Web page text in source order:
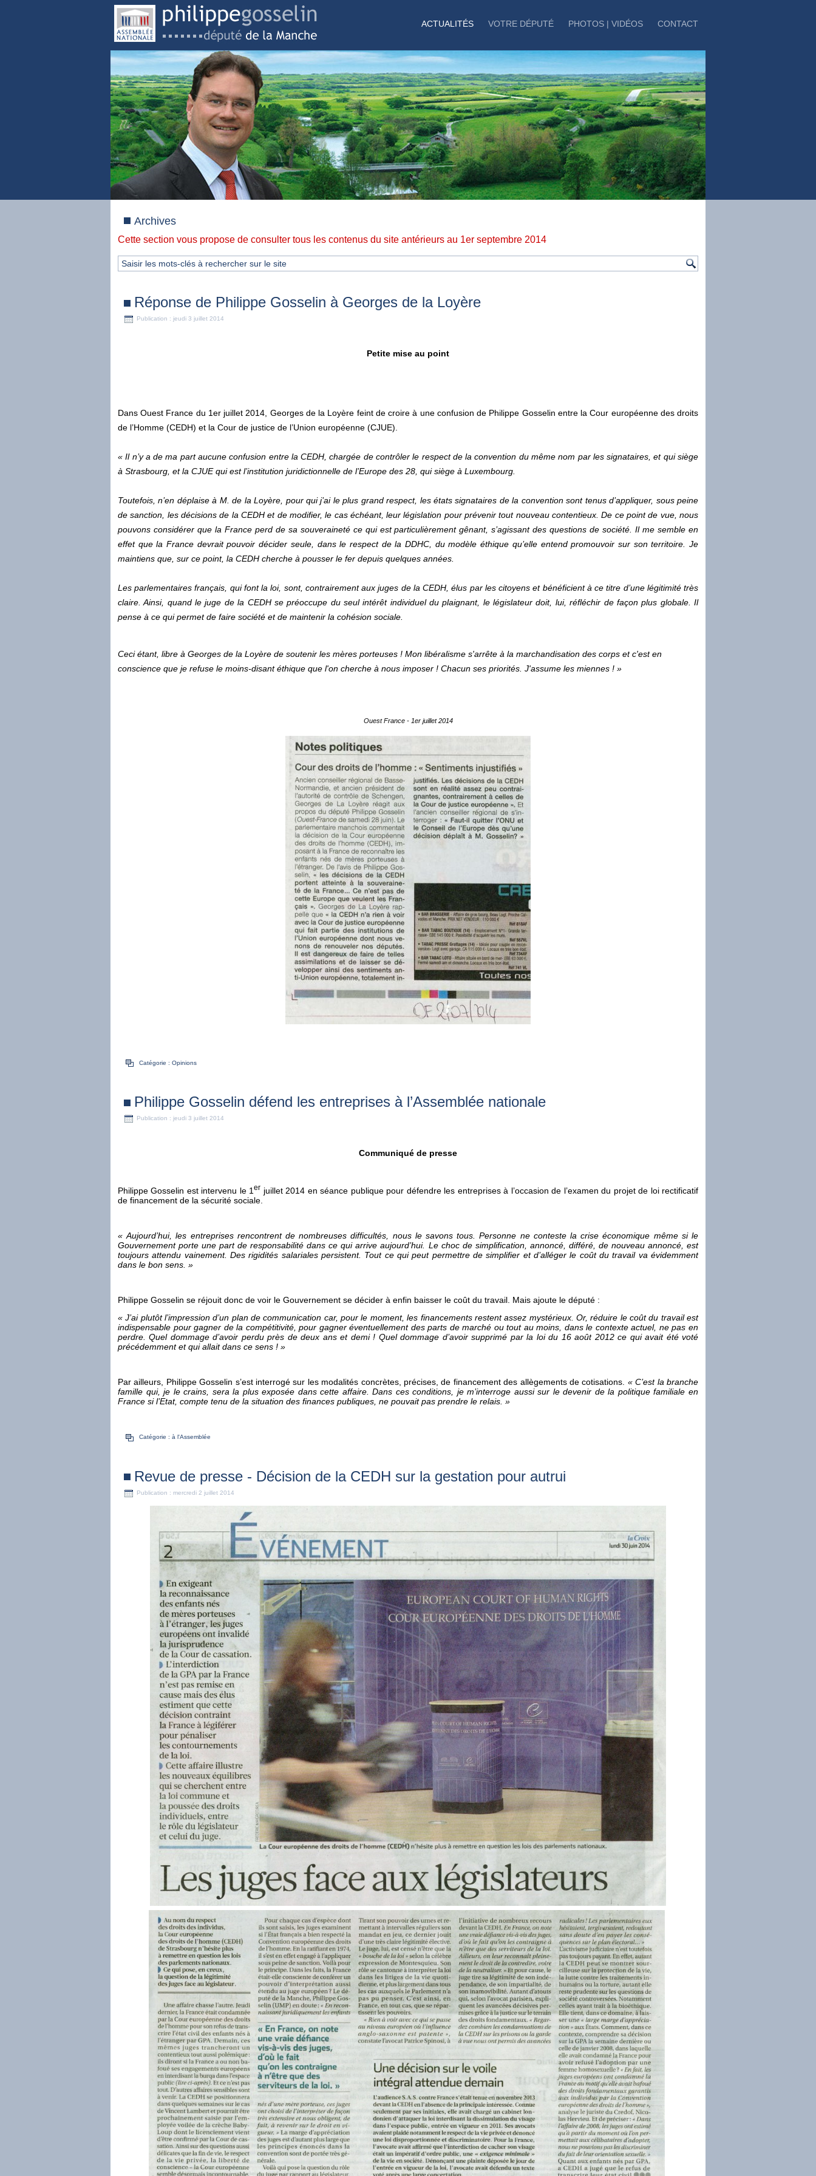
ACTUALITÉS VOTRE DÉPUTÉ PHOTOS | VIDÉOS CONTACT
Archives
Cette section vous propose de consulter tous les contenus du site antérieurs au 1er septembre 2014
Réponse de Philippe Gosselin à Georges de la Loyère
Publication : jeudi 3 juillet 2014
Petite mise au point
Dans Ouest France du 1er juillet 2014, Georges de la Loyère feint de croire à une confusion de Philippe Gosselin entre la Cour européenne des droits
de l’Homme (CEDH) et la Cour de justice de l’Union européenne (CJUE).
« Il n’y a de ma part aucune confusion entre la CEDH, chargée de contrôler le respect de la convention du même nom par les signataires, et qui siège
à Strasbourg, et la CJUE qui est l’institution juridictionnelle de l’Europe des 28, qui siège à Luxembourg.
Toutefois, n’en déplaise à M. de la Loyère, pour qui j’ai le plus grand respect, les états signataires de la convention sont tenus d’appliquer, sous peine
de sanction, les décisions de la CEDH et de modifier, le cas échéant, leur législation pour prévenir tout nouveau contentieux. De ce point de vue, nous
pouvons considérer que la France perd de sa souveraineté ce qui est particulièrement gênant, s’agissant des questions de société. Il me semble en
effet que la France devrait pouvoir décider seule, dans le respect de la DDHC, du modèle éthique qu’elle entend promouvoir sur son territoire. Je
maintiens que, sur ce point, la CEDH cherche à pousser le fer depuis quelques années.
Les parlementaires français, qui font la loi, sont, contrairement aux juges de la CEDH, élus par les citoyens et bénéficient à ce titre d’une légitimité très
claire. Ainsi, quand le juge de la CEDH se préoccupe du seul intérêt individuel du plaignant, le législateur doit, lui, réfléchir de façon plus globale. Il
pense à ce qui permet de faire société et de maintenir la cohésion sociale.
Ceci étant, libre à Georges de la Loyère de soutenir les mères porteuses ! Mon libéralisme s'arrête à la marchandisation des corps et c'est en
conscience que je refuse le moins-disant éthique que l'on cherche à nous imposer ! Chacun ses priorités. J'assume les miennes ! »
Ouest France - 1er juillet 2014
Catégorie : Opinions
Philippe Gosselin défend les entreprises à l’Assemblée nationale
Publication : jeudi 3 juillet 2014
Communiqué de presse
Philippe Gosselin est intervenu le 1er juillet 2014 en séance publique pour défendre les entreprises à l’occasion de l’examen du projet de loi rectificatif
de financement de la sécurité sociale.
« Aujourd’hui, les entreprises rencontrent de nombreuses difficultés, nous le savons tous. Personne ne conteste la crise économique même si le
Gouvernement porte une part de responsabilité dans ce qui arrive aujourd’hui. Le choc de simplification, annoncé, différé, de nouveau annoncé, est
toujours attendu vainement. Des rigidités salariales persistent. Tout ce qui peut permettre de simplifier et d’alléger le coût du travail va évidemment
dans le bon sens. »
Philippe Gosselin se réjouit donc de voir le Gouvernement se décider à enfin baisser le coût du travail. Mais ajoute le député :
« J’ai plutôt l’impression d’un plan de communication car, pour le moment, les financements restent assez mystérieux. Or, réduire le coût du travail est
indispensable pour gagner de la compétitivité, pour gagner éventuellement des parts de marché ou tout au moins, dans le contexte actuel, ne pas en
perdre. Quel dommage d’avoir perdu près de deux ans et demi ! Quel dommage d’avoir supprimé par la loi du 16 août 2012 ce qui avait été voté
précédemment et qui allait dans ce sens ! »
Par ailleurs, Philippe Gosselin s’est interrogé sur les modalités concrètes, précises, de financement des allègements de cotisations. « C’est la branche
famille qui, je le crains, sera la plus exposée dans cette affaire. Dans ces conditions, je m’interroge aussi sur le devenir de la politique familiale en
France si l’Etat, compte tenu de la situation des finances publiques, ne pouvait pas prendre le relais. »
Catégorie : à l'Assemblée
Revue de presse - Décision de la CEDH sur la gestation pour autrui
Publication : mercredi 2 juillet 2014